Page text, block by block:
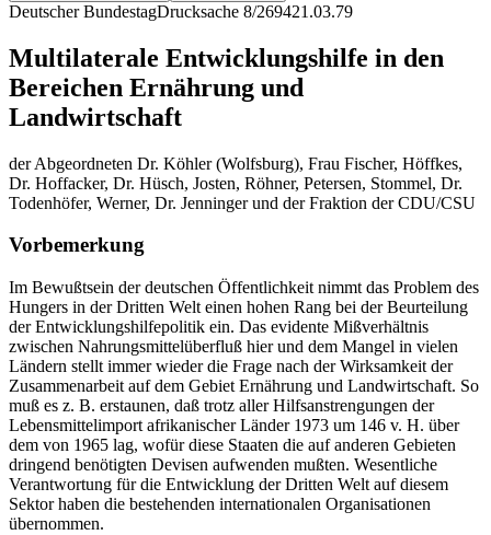
Deutscher BundestagDrucksache 8/269421.03.79
Multilaterale Entwicklungshilfe in den
Bereichen Ernährung und
Landwirtschaft
der Abgeordneten Dr. Köhler (Wolfsburg), Frau Fischer, Höffkes,
Dr. Hoffacker, Dr. Hüsch, Josten, Röhner, Petersen, Stommel, Dr.
Todenhöfer, Werner, Dr. Jenninger und der Fraktion der CDU/CSU
Vorbemerkung
Im Bewußtsein der deutschen Öffentlichkeit nimmt das Problem des
Hungers in der Dritten Welt einen hohen Rang bei der Beurteilung
der Entwicklungshilfepolitik ein. Das evidente Mißverhältnis
zwischen Nahrungsmittelüberfluß hier und dem Mangel in vielen
Ländern stellt immer wieder die Frage nach der Wirksamkeit der
Zusammenarbeit auf dem Gebiet Ernährung und Landwirtschaft. So
muß es z. B. erstaunen, daß trotz aller Hilfsanstrengungen der
Lebensmittelimport afrikanischer Länder 1973 um 146 v. H. über
dem von 1965 lag, wofür diese Staaten die auf anderen Gebieten
dringend benötigten Devisen aufwenden mußten. Wesentliche
Verantwortung für die Entwicklung der Dritten Welt auf diesem
Sektor haben die bestehenden internationalen Organisationen
übernommen.